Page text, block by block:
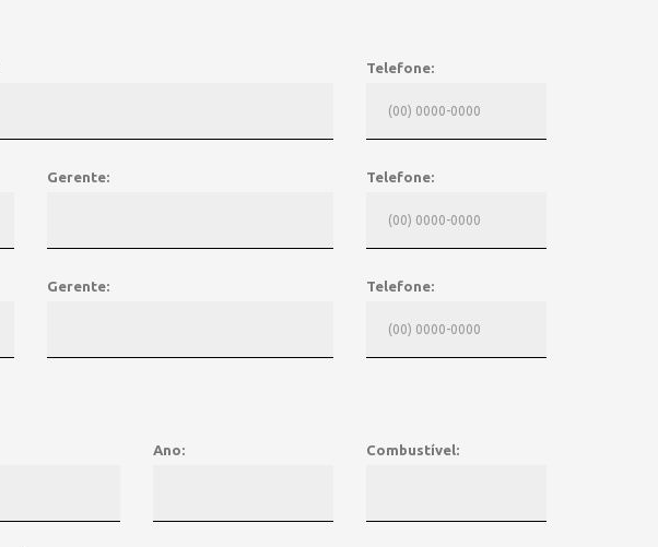
Telefone:
Gerente: Telefone:
Gerente: Telefone:
Ano: Combustível: